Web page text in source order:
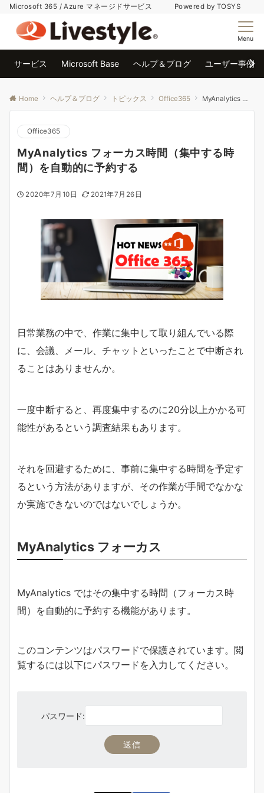
Microsoft 365 / Azure マネージドサービス Powered by TOSYS
Menu
サービス Microsoft Base ヘルプ＆ブログ ユーザー事例
Home ヘルプ＆ブログ トピックス Office365 MyAnalytics フォーカス時間（集中する時間）を自動的に予約する
Office365
MyAnalytics フォーカス時間（集中する時
間）を自動的に予約する
2020年7月10日 2021年7月26日
日常業務の中で、作業に集中して取り組んでいる際
に、会議、メール、チャットといったことで中断され
ることはありませんか。
一度中断すると、再度集中するのに20分以上かかる可
能性があるという調査結果もあります。
それを回避するために、事前に集中する時間を予定す
るという方法がありますが、その作業が手間でなかな
か実施できないのではないでしょうか。
MyAnalytics フォーカス
MyAnalytics ではその集中する時間（フォーカス時
間）を自動的に予約する機能があります。
このコンテンツはパスワードで保護されています。閲
覧するには以下にパスワードを入力してください。
パスワード: